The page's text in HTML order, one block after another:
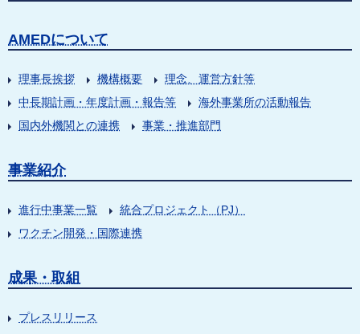
AMEDについて
理事長挨拶 機構概要
理念、運営方針等
中長期計画・年度計画・報告等
海外事業所の活動報告
国内外機関との連携
事業・推進部門
事業紹介
進行中事業一覧
統合プロジェクト（PJ）
ワクチン開発・国際連携
成果・取組
プレスリリース